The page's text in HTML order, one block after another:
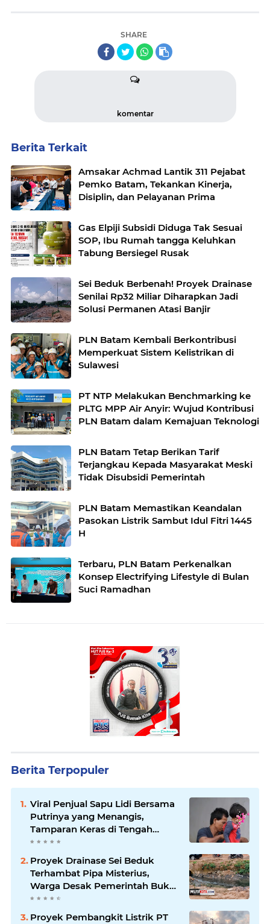
SHARE
komentar
Berita Terkait
Amsakar Achmad Lantik 311 Pejabat
Pemko Batam, Tekankan Kinerja,
Disiplin, dan Pelayanan Prima
Gas Elpiji Subsidi Diduga Tak Sesuai
SOP, Ibu Rumah tangga Keluhkan
Tabung Bersiegel Rusak
Sei Beduk Berbenah! Proyek Drainase
Senilai Rp32 Miliar Diharapkan Jadi
Solusi Permanen Atasi Banjir
PLN Batam Kembali Berkontribusi
Memperkuat Sistem Kelistrikan di
Sulawesi
PT NTP Melakukan Benchmarking ke
PLTG MPP Air Anyir: Wujud Kontribusi
PLN Batam dalam Kemajuan Teknologi
PLN Batam Tetap Berikan Tarif
Terjangkau Kepada Masyarakat Meski
Tidak Disubsidi Pemerintah
PLN Batam Memastikan Keandalan
Pasokan Listrik Sambut Idul Fitri 1445
H
Terbaru, PLN Batam Perkenalkan
Konsep Electrifying Lifestyle di Bulan
Suci Ramadhan
Berita Terpopuler
Viral Penjual Sapu Lidi Bersama
Putrinya yang Menangis,
Tamparan Keras di Tengah
Maraknya Korupsi
Proyek Drainase Sei Beduk
Terhambat Pipa Misterius,
Warga Desak Pemerintah Buka
Hasil Uji Sampel Air
Proyek Pembangkit Listrik PT